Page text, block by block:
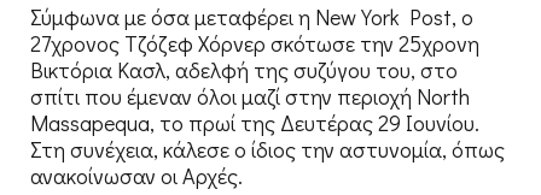
Σύμφωνα με όσα μεταφέρει η New York Post, ο
27χρονος Τζόζεφ Χόρνερ σκότωσε την 25χρονη
Βικτόρια Κασλ, αδελφή της συζύγου του, στο
σπίτι που έμεναν όλοι μαζί στην περιοχή North
Massapequa, το πρωί της Δευτέρας 29 Ιουνίου.
Στη συνέχεια, κάλεσε ο ίδιος την αστυνομία, όπως
ανακοίνωσαν οι Αρχές.